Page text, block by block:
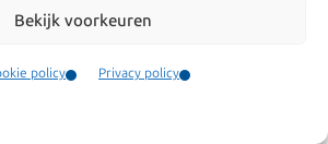
Bekijk voorkeuren
policy Privacy policy
め、後日想定外な費用請求に驚く様な